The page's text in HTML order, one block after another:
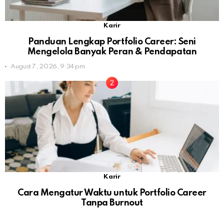
Karir
Panduan Lengkap Portfolio Career: Seni
Mengelola Banyak Peran & Pendapatan
August 7, 2026, 9:34 pm
Karir
Cara Mengatur Waktu untuk Portfolio Career
Tanpa Burnout